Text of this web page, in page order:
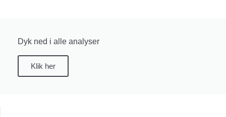
Dyk ned i alle analyser
Klik her